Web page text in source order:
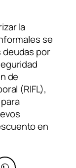
la
se
deudas por
de
(RIFL),
en